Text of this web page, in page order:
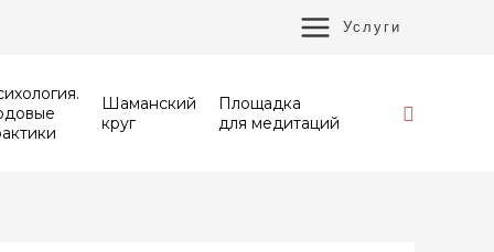
MAIN
Услуги
Шаманский
круг
Площадка
для медитаций
Поиск